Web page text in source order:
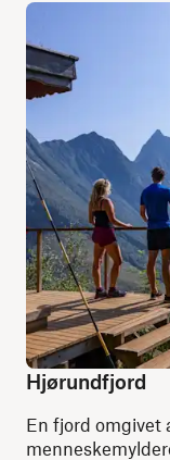
Hjørundfjord
En fjord omgivet